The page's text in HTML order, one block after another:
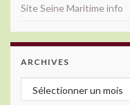
Site Seine Maritime info
ARCHIVES
Archives